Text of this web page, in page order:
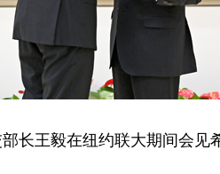
长王毅在纽约联大期间会见